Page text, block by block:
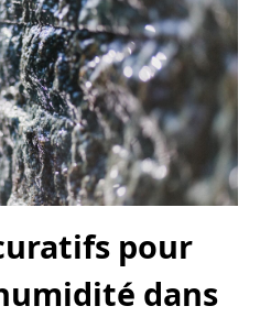
pour
dans